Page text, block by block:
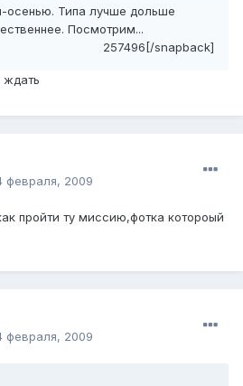
осенью. Типа лучше дольше
Посмотрим...
257496[/snapback]
ждать
февраля, 2009
пройти ту миссию,фотка котороый
февраля, 2009